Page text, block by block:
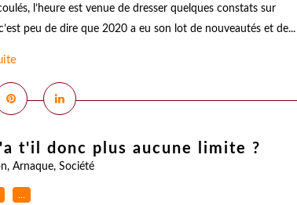
l’heure est venue de dresser quelques constats sur
peu de dire que 2020 a eu son lot de nouveautés et de...
t'il donc plus aucune limite ?
, Arnaque, Société
…